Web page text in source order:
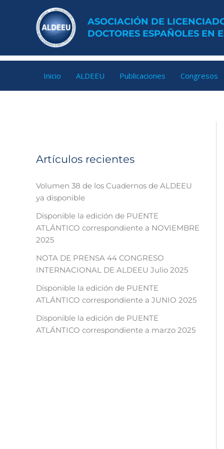
ASOCIACIÓN DE
DOCTORES ESPAÑOLES EN
Inicio ALDEEU Publicaciones Congresos
Artículos recientes
Volumen 38 de los Cuadernos de ALDEEU
ya disponible
Disponible la edición de PUENTE
ATLÁNTICO correspondiente a NOVIEMBRE
2025
NOTA DE PRENSA 44 CONGRESO
INTERNACIONAL DE ALDEEU Julio 2025
Disponible la edición de PUENTE
ATLÁNTICO correspondiente a JUNIO 2025
Disponible la edición de PUENTE
ATLÁNTICO correspondiente a marzo 2025